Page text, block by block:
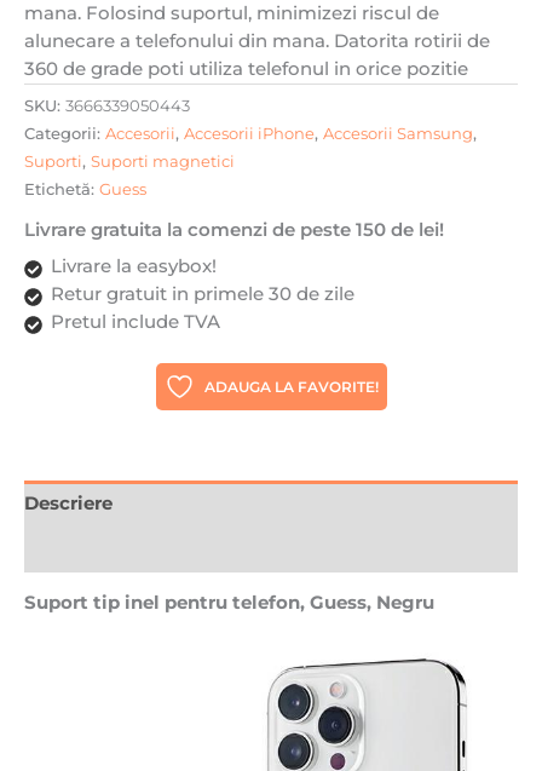
mana. Folosind suportul, minimizezi riscul de
alunecare a telefonului din mana. Datorita rotirii de
360 de grade poti utiliza telefonul in orice pozitie
SKU: 3666339050443
Categorii: Accesorii, Accesorii iPhone, Accesorii Samsung,
Suporti, Suporti magnetici
Etichetă: Guess
Livrare gratuita la comenzi de peste 150 de lei!
Livrare la easybox!
Retur gratuit in primele 30 de zile
Pretul include TVA
ADAUGA LA FAVORITE!
Descriere
Suport tip inel pentru telefon, Guess, Negru